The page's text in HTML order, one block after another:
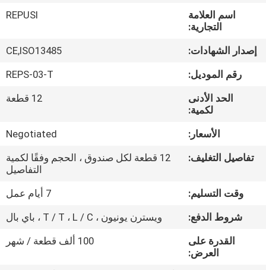
معلومات
جولة
مراقبة
الجودة
اتصل
اسم العلامة
التجارية:
REPUSI
إصدار الشهادات:
CE,ISO13485
رقم الموديل:
REPS-03-T
الحد الأدنى
لكمية:
12 قطعة
الأسعار:
Negotiated
تفاصيل التغليف:
12 قطعة لكل صندوق ، الحجم وفقًا لكمية
التفاصيل
وقت التسليم:
7 أيام عمل
شروط الدفع:
ويسترن يونيون ، T / T ، L / C ، باي بال
القدرة على
العرض:
100 ألف قطعة / شهر